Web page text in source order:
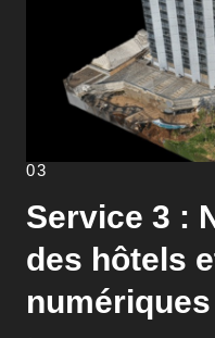
03
Service 3 :
des hôtels
numériques